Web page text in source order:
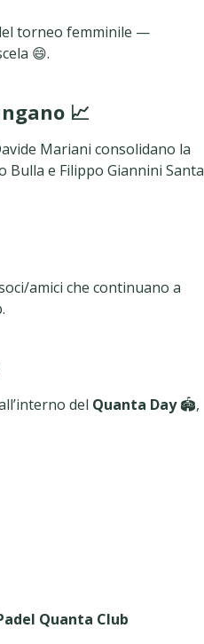
torneo femminile —
😄.
📈
Mariani consolidano la
Bulla e Filippo Giannini Santa
amici che continuano a
del Quanta Day🏟️,
Quanta Club